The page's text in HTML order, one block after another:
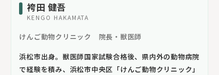
袴田 健吾
KENGO HAKAMATA
けんご動物クリニック 院長・獣医師
浜松市出身。獣医師国家試験合格後、県内外の動物病院
で経験を積み、浜松市中央区「けんご動物クリニック」